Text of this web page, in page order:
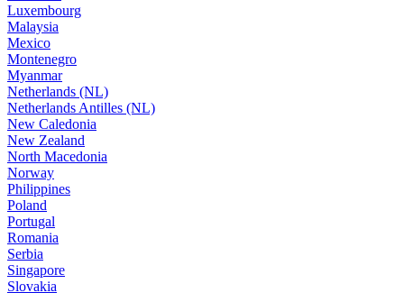
Luxembourg
Malaysia
Mexico
Montenegro
Myanmar
Netherlands (NL)
Netherlands Antilles (NL)
New Caledonia
New Zealand
North Macedonia
Norway
Philippines
Poland
Portugal
Romania
Serbia
Singapore
Slovakia